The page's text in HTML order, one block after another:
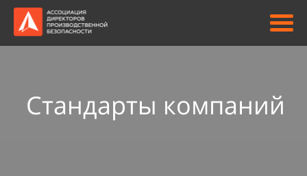
Стандарты компаний